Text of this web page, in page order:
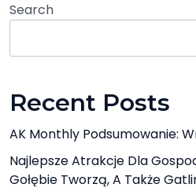
Search
Recent Posts
AK Monthly Podsumowanie:
Najlepsze Atrakcje Dla
Gołębie Tworzą, A Także